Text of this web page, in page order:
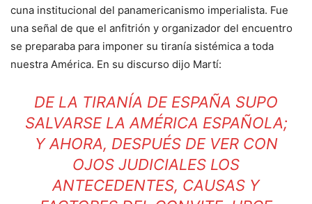
cuna institucional del panamericanismo imperialista. Fue
una señal de que el anfitrión y organizador del encuentro
se preparaba para imponer su tiranía sistémica a toda
nuestra América. En su discurso dijo Martí:
DE LA TIRANÍA DE ESPAÑA SUPO
SALVARSE LA AMÉRICA ESPAÑOLA;
Y AHORA, DESPUÉS DE VER CON
OJOS JUDICIALES LOS
ANTECEDENTES, CAUSAS Y